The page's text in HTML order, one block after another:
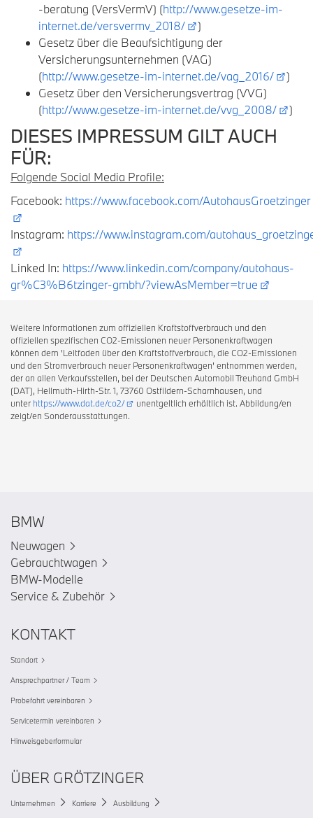
-beratung (VersVermV) (http://www.gesetze-im-
internet.de/versvermv_2018/
)
Gesetz über die Beaufsichtigung der
Versicherungsunternehmen (VAG)
(http://www.gesetze-im-internet.de/vag_2016/
)
Gesetz über den Versicherungsvertrag (VVG)
(http://www.gesetze-im-internet.de/vvg_2008/ )
DIESES IMPRESSUM GILT AUCH
FÜR:
Folgende Social Media Profile:
Facebook: https://www.facebook.com/AutohausGroetzinger
Instagram: https://www.instagram.com/
Linked In: https://www.linkedin.com/company/autohaus-
gr%C3%B6tzinger-gmbh/?viewAsMember=true
Weitere Informationen zum offiziellen Kraftstoffverbrauch und den
offiziellen spezifischen CO2-Emissionen neuer Personenkraftwagen
können dem 'Leitfaden über den Kraftstoffverbrauch, die CO2-Emissionen
und den Stromverbrauch neuer Personenkraftwagen' entnommen werden,
der an allen Verkaufsstellen, bei der Deutschen Automobil Treuhand GmbH
(DAT), Hellmuth-Hirth-Str. 1, 73760 Ostfildern-Scharnhausen, und
unter https://www.dat.de/co2/
unentgeltlich erhältlich ist. Abbildung/en
zeigt/en Sonderausstattungen.
BMW
Neuwagen
Gebrauchtwagen
BMW-Modelle
Service & Zubehör
KONTAKT
Standort
Ansprechpartner / Team
Probefahrt vereinbaren
Servicetermin vereinbaren
Hinweisgeberformular
ÜBER GRÖTZINGER
Unternehmen Karriere Ausbildung